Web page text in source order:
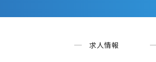
求人情報